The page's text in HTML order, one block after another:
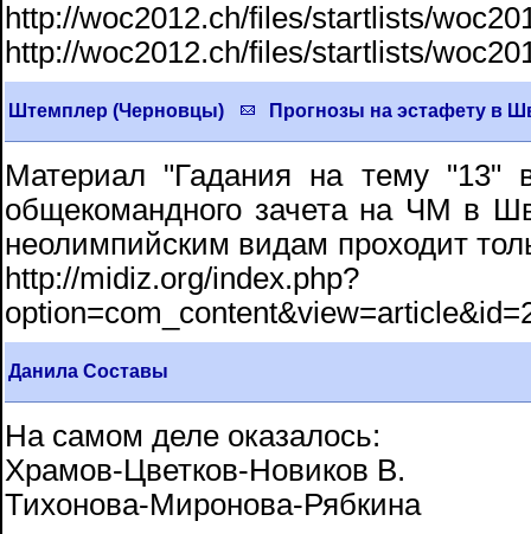
http://woc2012.ch/files/startlists/
http://woc2012.ch/files/startlists/
Штемплер (Черновцы) Прогнозы на эстафету в
Материал "Гадания на тему "13"
общекомандного зачета на ЧМ в
неолимпийским видам проходит
http://midiz.org/index.php?
Данила Составы
На самом деле оказалось:
Храмов-Цветков-Новиков В.
Тихонова-Миронова-Рябкина